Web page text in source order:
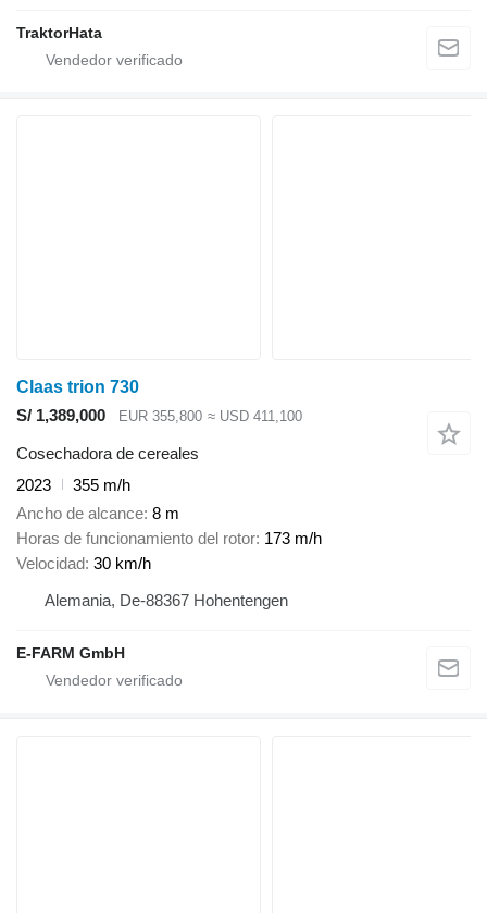
TraktorHata
Claas trion 730
S/ 1,389,000
EUR 355,800 ≈ USD 411,100
Cosechadora de cereales
2023
355 m/h
Ancho de alcance 8 m
Horas de funcionamiento del rotor 173 m/h
Velocidad 30 km/h
Alemania, De-88367 Hohentengen
E-FARM GmbH